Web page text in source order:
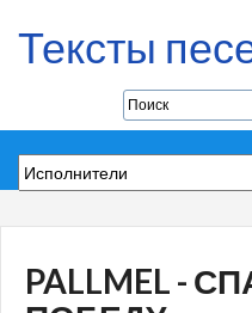
Тексты
PALLMEL -